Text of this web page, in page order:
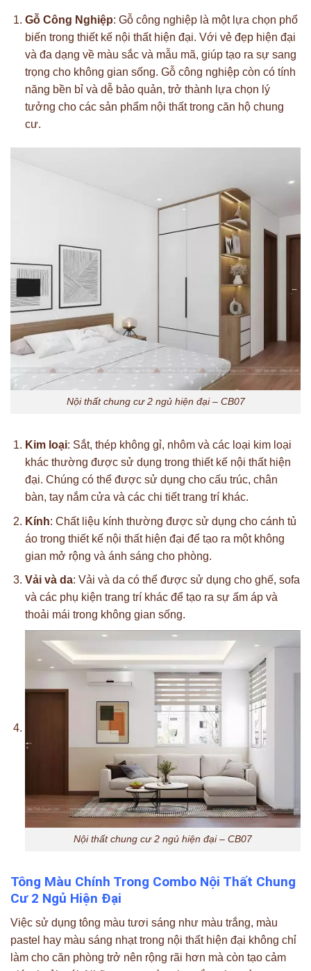
Gỗ Công Nghiệp: Gỗ công nghiệp là một lựa chọn phổ
biến trong thiết kế nội thất hiện đại. Với vẻ đẹp hiện đại
và đa dạng về màu sắc và mẫu mã, giúp tạo ra sự sang
trọng cho không gian sống. Gỗ công nghiệp còn có tính
năng bền bỉ và dễ bảo quản, trở thành lựa chọn lý
tưởng cho các sản phẩm nội thất trong căn hộ chung
cư.
Nội thất chung cư 2 ngủ hiện đại – CB07
Kim loại: Sắt, thép không gỉ, nhôm và các loại kim loại
khác thường được sử dụng trong thiết kế nội thất hiện
đại. Chúng có thể được sử dụng cho cấu trúc, chân
bàn, tay nắm cửa và các chi tiết trang trí khác.
Kính: Chất liệu kính thường được sử dụng cho cánh tủ
áo trong thiết kế nội thất hiện đại để tạo ra một không
gian mở rộng và ánh sáng cho phòng.
Vải và da: Vải và da có thể được sử dụng cho ghế, sofa
và các phụ kiện trang trí khác để tạo ra sự ấm áp và
thoải mái trong không gian sống.
Nội thất chung cư 2 ngủ hiện đại – CB07
Tông Màu Chính Trong Combo Nội Thất Chung
Cư 2 Ngủ Hiện Đại
Việc sử dụng tông màu tươi sáng như màu trắng, màu
pastel hay màu sáng nhạt trong nội thất hiện đại không chỉ
làm cho căn phòng trở nên rộng rãi hơn mà còn tạo cảm